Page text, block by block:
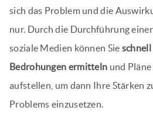
sich das Problem und die
nur. Durch die Durchführung
soziale Medien können Sie schnell
Bedrohungen ermitteln und
aufstellen, um dann Ihre Stärken
Problems einzusetzen.